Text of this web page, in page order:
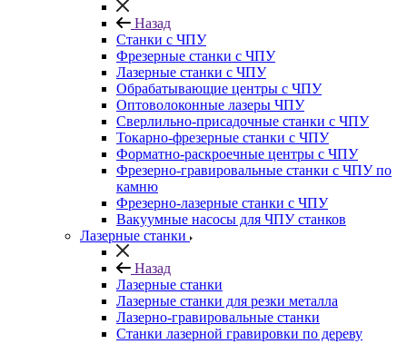
Назад
Станки с ЧПУ
Фрезерные станки с ЧПУ
Лазерные станки с ЧПУ
Обрабатывающие центры с ЧПУ
Оптоволоконные лазеры ЧПУ
Сверлильно-присадочные станки с ЧПУ
Токарно-фрезерные станки с ЧПУ
Форматно-раскроечные центры с ЧПУ
Фрезерно-гравировальные станки с ЧПУ по
камню
Фрезерно-лазерные станки с ЧПУ
Вакуумные насосы для ЧПУ станков
Лазерные станки
Назад
Лазерные станки
Лазерные станки для резки металла
Лазерно-гравировальные станки
Станки лазерной гравировки по дереву